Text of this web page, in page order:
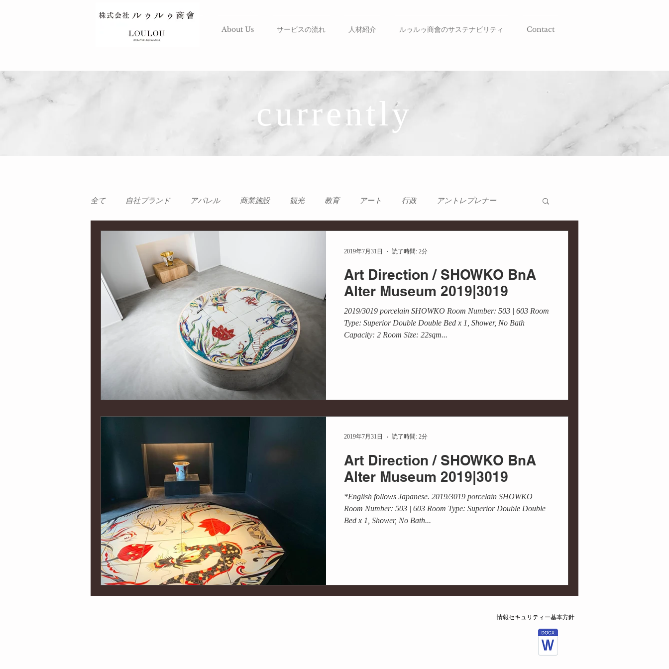
About Us サービスの流れ 人材紹介 ルゥルゥ商會のサステナビリティ Contact
currently
全て 自社ブランド アパレル 商業施設 観光 教育 アート 行政 アントレプレナー
オウンドメディア制作 コーディネート サステナビリティ 持続可能 プロデュース
イベント
Art Direction / SHOWKO BnA
Alter Museum 2019|3019
2019/3019 porcelain SHOWKO Room Number: 503 | 603 Room
Type: Superior Double Double Bed x 1, Shower, No Bath
Capacity: 2 Room Size: 22sqm...
2019年7月31日 読了時間: 2分
Art Direction / SHOWKO BnA
Alter Museum 2019|3019
*English follows Japanese. 2019/3019 porcelain SHOWKO
Room Number: 503 | 603 Room Type: Superior Double Double
Bed x 1, Shower, No Bath...
2019年7月31日 読了時間: 2分
情報セキュリティー基本方針